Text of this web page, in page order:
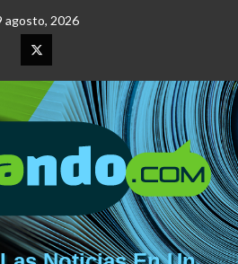
agosto, 2026
Elemento
del
menú